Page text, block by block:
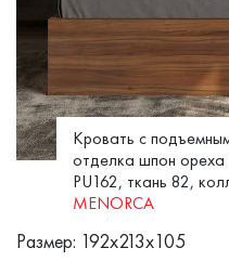
Кровать с
отделка шпон ореха
PU162, ткань 82,
MENORCA
Размер: 192x213x105